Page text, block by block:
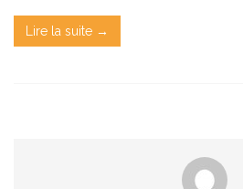
Lire la suite →